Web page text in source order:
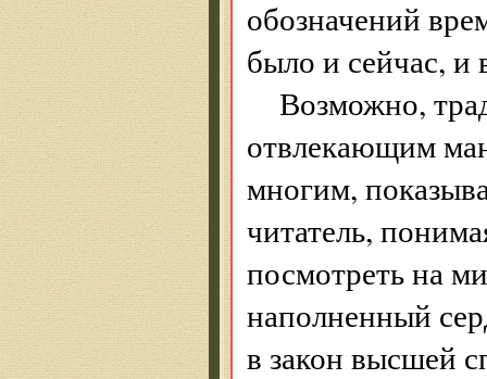
обозначений
было и сейчас,
Возможно,
отвлекающим
многим,
читатель,
посмотреть на
наполненный
в закон высшей